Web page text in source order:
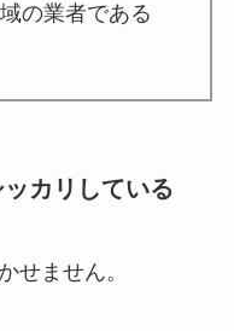
の業者である
カリしている
せません。